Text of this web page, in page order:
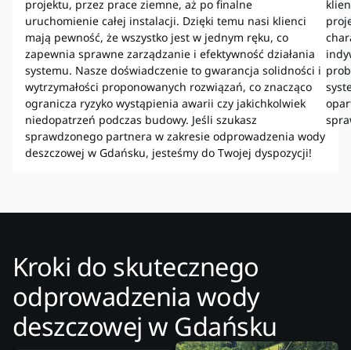
projektu, przez prace ziemne, aż po finalne
uruchomienie całej instalacji. Dzięki temu nasi klienci
mają pewność, że wszystko jest w jednym ręku, co
zapewnia sprawne zarządzanie i efektywność działania
systemu. Nasze doświadczenie to gwarancja solidności i
wytrzymałości proponowanych rozwiązań, co znacząco
ogranicza ryzyko wystąpienia awarii czy jakichkolwiek
niedopatrzeń podczas budowy. Jeśli szukasz
sprawdzonego partnera w zakresie odprowadzenia wody
deszczowej w Gdańsku, jesteśmy do Twojej dyspozycji!
Kroki do skutecznego
odprowadzenia wody
deszczowej w Gdańsku